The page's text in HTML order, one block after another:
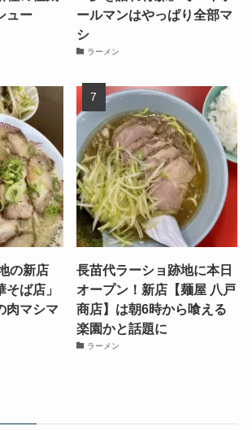
ュー
ールマンはやっぱり全部マ
シ
ラーメン
の新店
そば店」
肉マシマ
長苗代ラーショ跡地に本日
オープン！新店【麺屋 八戸
商店】は朝6時から喰える
楽園かと話題に
ラーメン